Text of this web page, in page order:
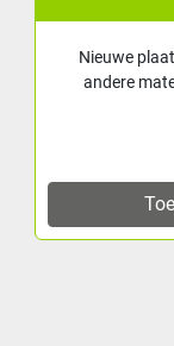
Nieuwe
andere